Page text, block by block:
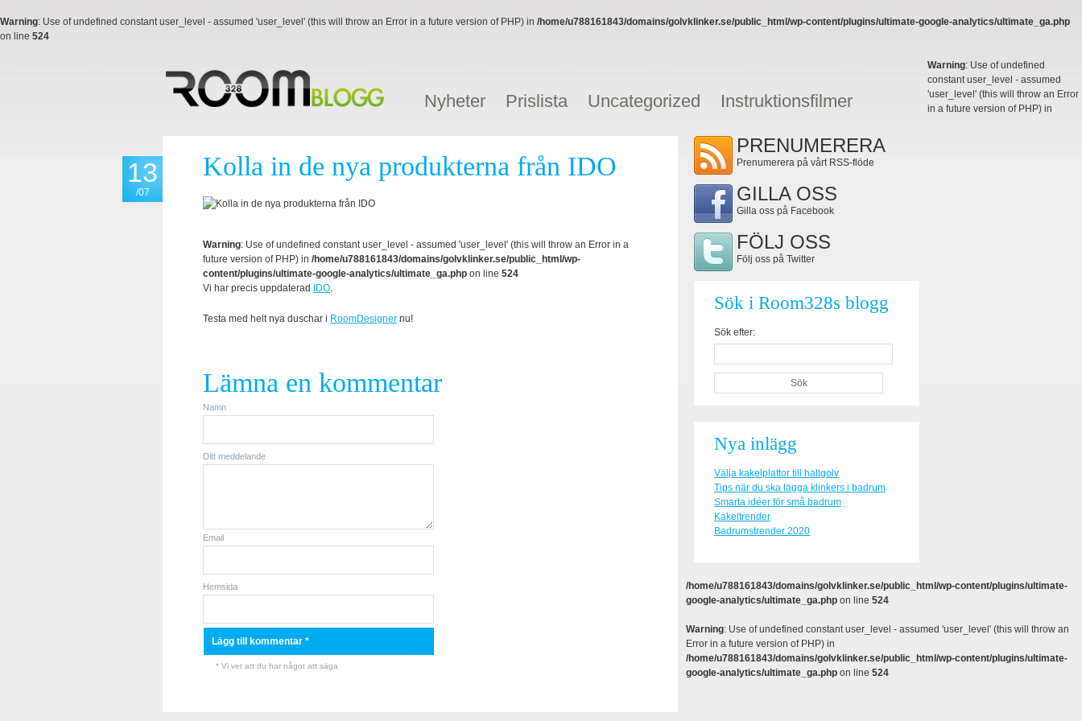
Warning: Use of undefined constant user_level - assumed 'user_level' (this will throw an Error in a future version of PHP) in /home/u788161843/domains/golvklinker.se/public_html/wp-content/plugins/ultimate-google-analytics/ultimate_ga.php
on line 524
Nyheter Prislista Uncategorized Instruktionsfilmer
13
/07
Kolla in de nya produkterna från IDO
Warning: Use of undefined constant user_level - assumed 'user_level' (this will throw an Error in a
future version of PHP) in /home/u788161843/domains/golvklinker.se/public_html/wp-
content/plugins/ultimate-google-analytics/ultimate_ga.php on line 524
Vi har precis uppdaterad
IDO.
Testa med helt nya duschar i RoomDesigner nu!
Lämna en kommentar
Namn
Ditt meddelande
Email
Hemsida
* Vi vet att du har något att säga
PRENUMERERA
Prenumerera på vårt RSS-flöde
GILLA OSS
Gilla oss på Facebook
FÖLJ OSS
Följ oss på Twitter
Sök i Room328s blogg
Sök efter:
Nya inlägg
Välja kakelplattor till hallgolv
Tips när du ska lägga klinkers i badrum
Smarta idéer för små badrum
Kakeltrender
Badrumstrender 2020
Warning: Use of undefined
constant user_level - assumed
'user_level' (this will throw an Error
in a future version of PHP) in
/home/u788161843/domains/golvklinker.se/public_html/wp-content/plugins/ultimate-
google-analytics/ultimate_ga.php on line 524
Warning: Use of undefined constant user_level - assumed 'user_level' (this will throw an
Error in a future version of PHP) in
/home/u788161843/domains/golvklinker.se/public_html/wp-content/plugins/ultimate-
google-analytics/ultimate_ga.php on line 524